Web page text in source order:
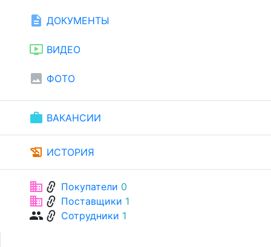
description ДОКУМЕНТЫ
ondemand_video ВИДЕО
image ФОТО
work ВАКАНСИИ
history_edu ИСТОРИЯ
businesslink Покупатели 0
businesslink Поставщики 1
grouplink Сотрудники 1